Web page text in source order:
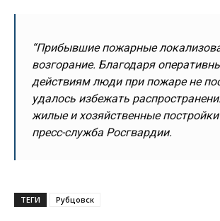
“Прибывшие пожарные
возгорание. Благодаря
действиям люди при пожаре не
удалось избежать
жилые и хозяйственные
пресс-служба Росгвардии.
ТЕГИ Рубцовск